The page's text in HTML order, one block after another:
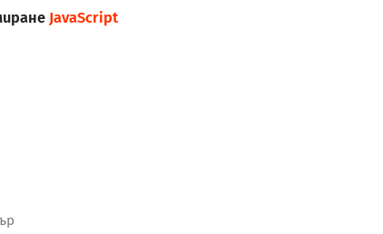
JavaScript